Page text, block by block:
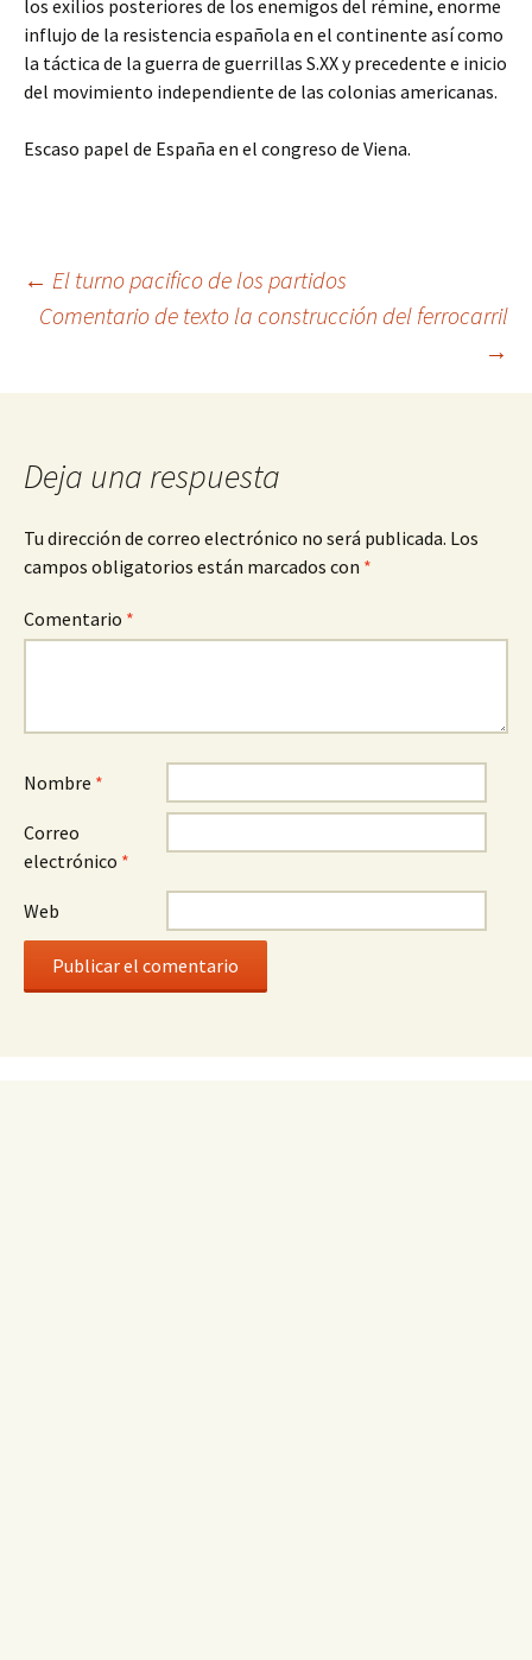
los exilios posteriores de los enemigos del rémine, enorme
influjo de la resistencia española en el continente así como
la táctica de la guerra de guerrillas S.XX y precedente e inicio
del movimiento independiente de las colonias americanas.
Escaso papel de España en el congreso de Viena.
Navegación
← El turno pacifico de los partidos
Comentario de texto la construcción del ferrocarril
→
Deja una respuesta
Tu dirección de correo electrónico no será publicada. Los
campos obligatorios están marcados con *
Comentario *
Nombre *
Correo
electrónico *
Web